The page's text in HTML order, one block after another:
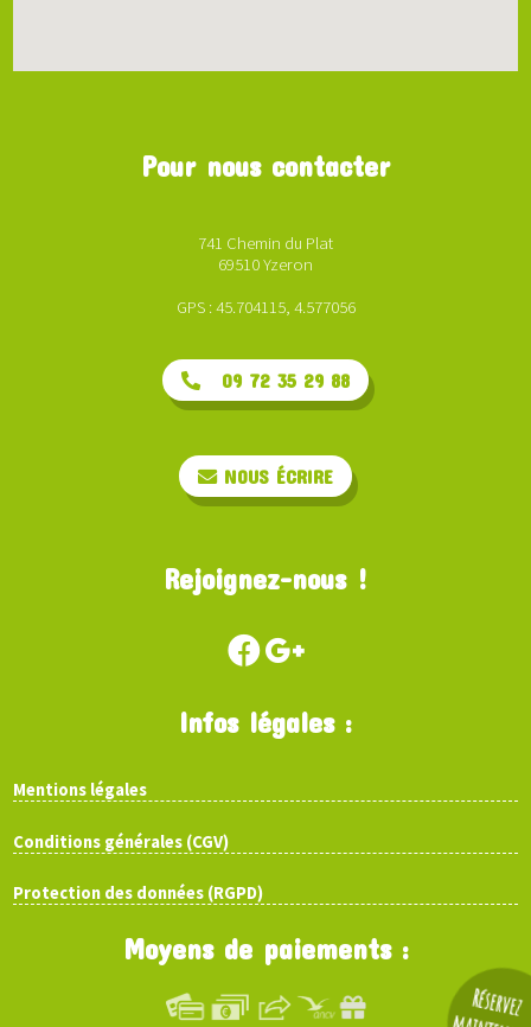
Réservez
Pour nous contacter
741 Chemin du Plat
69510 Yzeron
GPS : 45.704115, 4.577056
09 72 35 29 88
NOUS ÉCRIRE
Rejoignez-nous !
Infos légales :
Mentions légales
Conditions générales (CGV)
Protection des données (RGPD)
Moyens de paiements :